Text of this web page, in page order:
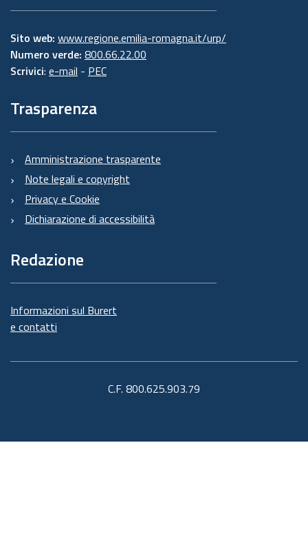
Sito web: www.regione.emilia-romagna.it/urp/
Numero verde: 800.66.22.00
Scrivici: e-mail - PEC
Trasparenza
Amministrazione trasparente
Note legali e copyright
Privacy e Cookie
Dichiarazione di accessibilità
Redazione
Informazioni sul Burert
e contatti
C.F. 800.625.903.79